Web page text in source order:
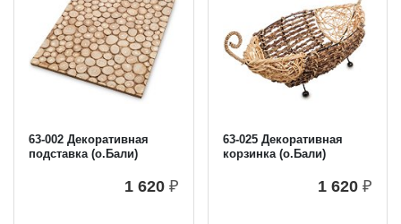
63-002 Декоративная
подставка (о.Бали)
1 620 ₽
63-025 Декоративная
корзинка (о.Бали)
1 620 ₽